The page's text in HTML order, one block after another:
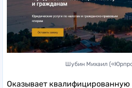
Шубин Михаил
Оказывает